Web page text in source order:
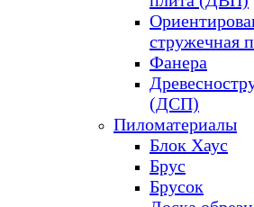
стружечная
Фанера
(ДСП)
Пиломатериалы
Блок Хаус
Брус
Брусок